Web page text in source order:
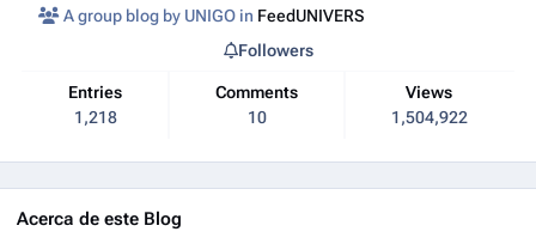
A group blog by UNIGO in FeedUNIVERS
Entries
1,218
Comments
10
Views
1,504,922
Followers
Acerca de este Blog